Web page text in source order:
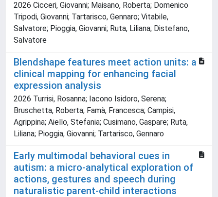
2026 Cicceri, Giovanni; Maisano, Roberta; Domenico
Tripodi, Giovanni; Tartarisco, Gennaro; Vitabile,
Salvatore; Pioggia, Giovanni; Ruta, Liliana; Distefano,
Salvatore
Blendshape features meet action units: a
clinical mapping for enhancing facial
expression analysis
2026 Turrisi, Rosanna; Iacono Isidoro, Serena;
Bruschetta, Roberta; Famà, Francesca; Campisi,
Agrippina; Aiello, Stefania; Cusimano, Gaspare; Ruta,
Liliana; Pioggia, Giovanni; Tartarisco, Gennaro
Early multimodal behavioral cues in
autism: a micro-analytical exploration of
actions, gestures and speech during
naturalistic parent-child interactions